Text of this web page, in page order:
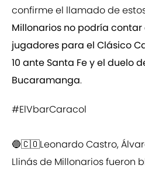
confirme el llamado de
Millonarios no podría contar
jugadores para el Clásico
10 ante Santa Fe y el duelo
Bucaramanga.
#ElVbarCaracol
🔵🇨🇴Leonardo Castro,
Llinás de Millonarios fueron